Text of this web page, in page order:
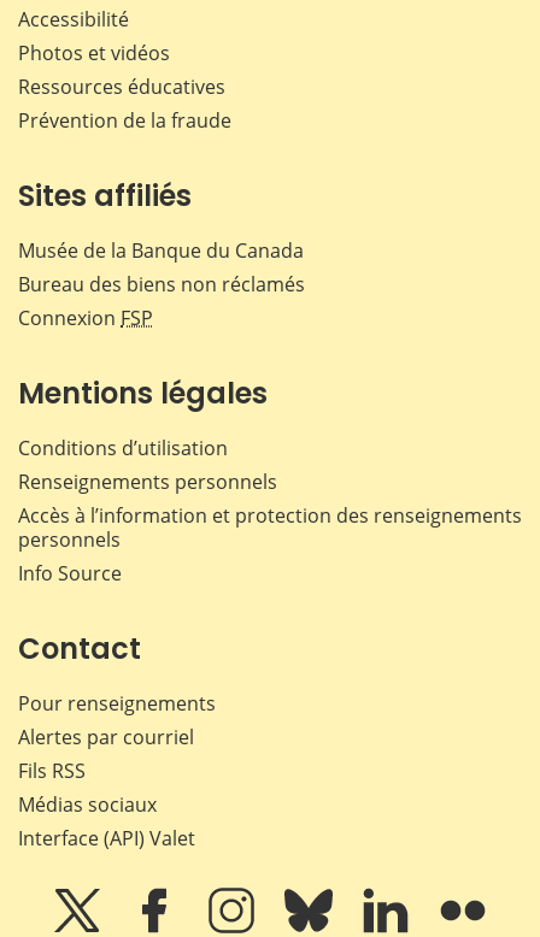
Accessibilité
Photos et vidéos
Ressources éducatives
Prévention de la fraude
Sites affiliés
Musée de la Banque du Canada
Bureau des biens non réclamés
Connexion FSP
Mentions légales
Conditions d’utilisation
Renseignements personnels
Accès à l’information et protection des renseignements
personnels
Info Source
Contact
Pour renseignements
Alertes par courriel
Fils RSS
Médias sociaux
Interface (API) Valet